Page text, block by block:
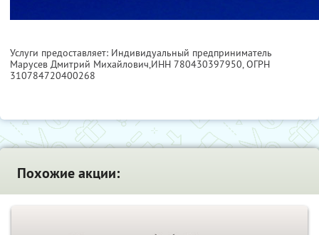
Услуги предоставляет: Индивидуальный предприниматель
Марусев Дмитрий Михайлович,ИНН 780430397950, ОГРН
310784720400268
Похожие акции: